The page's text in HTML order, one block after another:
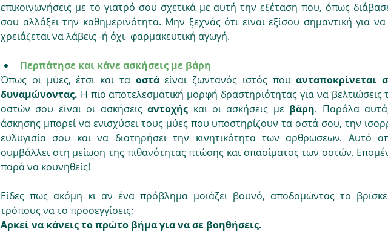
επικοινωνήσεις με το γιατρό σου σχετικά με αυτή την εξέταση που, όπως
σου αλλάξει την καθημερινότητα. Μην ξεχνάς ότι είναι εξίσου σημαντική για να
χρειάζεται να λάβεις -ή όχι- φαρμακευτική αγωγή.
Περπάτησε και κάνε ασκήσεις με βάρη
Όπως οι μύες, έτσι και τα οστά είναι ζωντανός ιστός που ανταποκρίνεται
δυναμώνοντας. Η πιο αποτελεσματική μορφή δραστηριότητας για να βελτιώσεις
οστών σου είναι οι ασκήσεις αντοχής και οι ασκήσεις με βάρη. Παρόλα
άσκησης μπορεί να ενισχύσει τους μύες που υποστηρίζουν τα οστά σου, την
ευλυγισία σου και να διατηρήσει την κινητικότητα των αρθρώσεων. Αυτό
συμβάλλει στη μείωση της πιθανότητας πτώσης και σπασίματος των οστών.
παρά να κουνηθείς!
Είδες πως ακόμη κι αν ένα πρόβλημα μοιάζει βουνό, αποδομώντας το
τρόπους να το προσεγγίσεις;
Αρκεί να κάνεις το πρώτο βήμα για να σε βοηθήσεις.